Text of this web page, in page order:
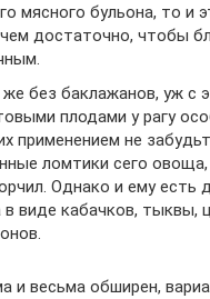
мясного бульона, то и
достаточно, чтобы
без баклажанов, уж с
плодами у рагу
применением не
ломтики сего
Однако и ему есть
в виде кабачков, тыквы,
и весьма обширен,